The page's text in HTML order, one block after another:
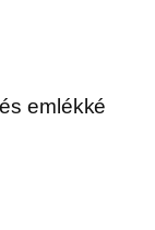
emlékké